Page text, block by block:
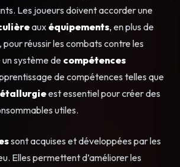
Les joueurs doivent accorder une
aux équipements, en plus de
réussir les combats contre les
système de compétences
de compétences telles que
est essentiel pour créer des
utiles.
sont acquises et développées par les
Elles permettent d’améliorer les